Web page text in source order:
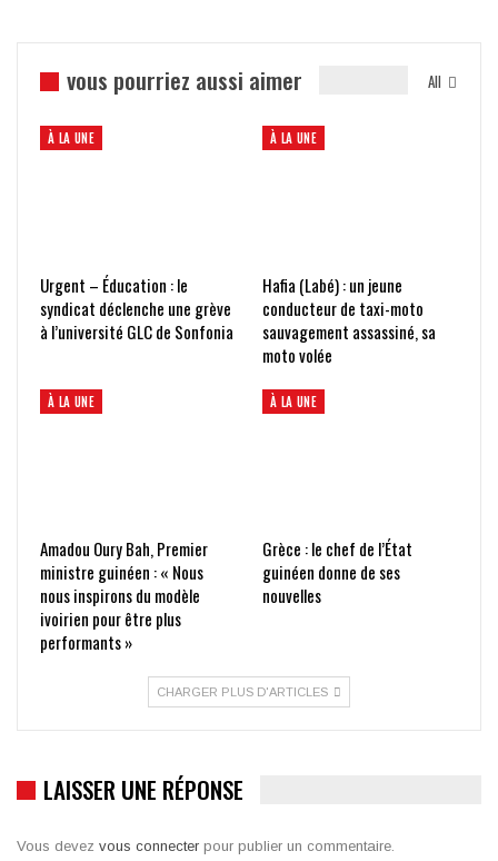
All
vous pourriez aussi aimer
À LA UNE
Urgent – Éducation : le
syndicat déclenche une grève
à l’université GLC de Sonfonia
À LA UNE
Hafia (Labé) : un jeune
conducteur de taxi-moto
sauvagement assassiné, sa
moto volée
À LA UNE
Amadou Oury Bah, Premier
ministre guinéen : « Nous
nous inspirons du modèle
ivoirien pour être plus
performants »
À LA UNE
Grèce : le chef de l’État
guinéen donne de ses
nouvelles
CHARGER PLUS D'ARTICLES
LAISSER UNE RÉPONSE
Vous devez vous connecter pour publier un commentaire.